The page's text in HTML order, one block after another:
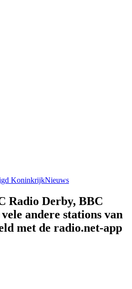
KoninkrijkNieuws
Radio Derby, BBC
andere stations van
met de radio.net-app